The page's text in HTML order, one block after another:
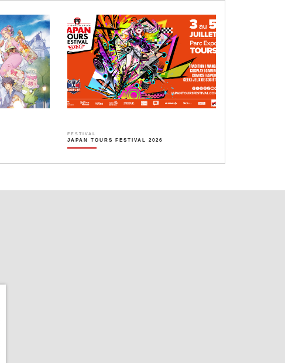
FESTIVAL
JAPAN TOURS FESTIVAL 2026